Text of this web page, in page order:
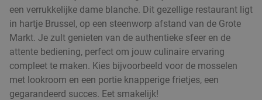
32%
Indiaas 2- of 3 gangendiner à la carte
Vandaag Morgen Zo Ma Di
Do
Indian Garden
Overijse 18 min.
Verkocht: 186 Regulier €22
een verrukkelijke dame blanche. Dit gezellige restaurant ligt
in hartje Brussel, op een steenworp afstand van de Grote
Markt. Je zult genieten van de authentieke sfeer en de
attente bediening, perfect om jouw culinaire ervaring
compleet te maken. Kies bijvoorbeeld voor de mosselen
met lookroom en een portie knapperige frietjes, een
gegarandeerd succes. Eet smakelijk!